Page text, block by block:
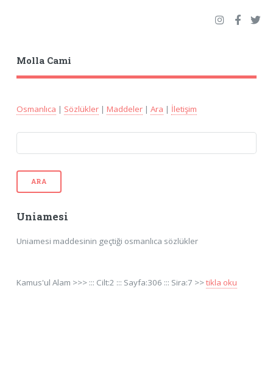
Molla Cami
Osmanlıca | Sözlükler| Maddeler| Ara | İletişim
ARA
Uniamesi
Uniamesi maddesinin geçtiği osmanlıca sözlükler
Kamus'ul Alam >>> ::: Cilt:2 ::: Sayfa:306 ::: Sira:7 >>tikla oku